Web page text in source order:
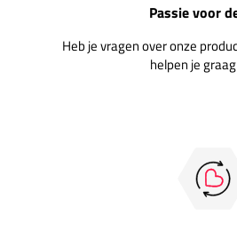
Passie voor
Heb je vragen over onze
helpen je